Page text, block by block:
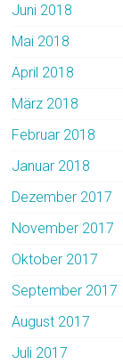
Juni 2018
Mai 2018
April 2018
März 2018
Februar 2018
Januar 2018
Dezember 2017
November 2017
Oktober 2017
September 2017
August 2017
Juli 2017